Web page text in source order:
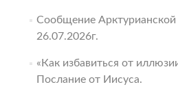
Сообщение Арктурианской
26.07.2026г.
«Как избавиться от
Послание от Иисуса.